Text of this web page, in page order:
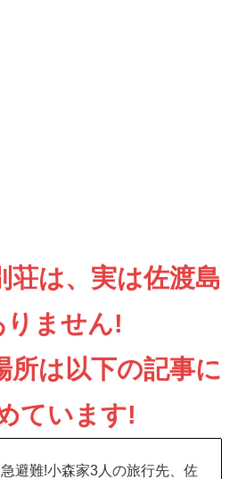
は、実は佐渡島
りません!
所は以下の記事に
ています!
避難!小森家3人の旅行先、佐